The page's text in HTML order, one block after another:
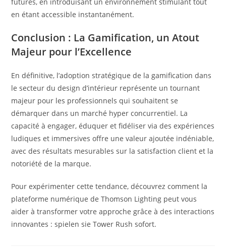
en étant accessible instantanément.
Conclusion : La Gamification, un Atout
Majeur pour l’Excellence
En définitive, l’adoption stratégique de la gamification dans
le secteur du design d’intérieur représente un tournant
majeur pour les professionnels qui souhaitent se
démarquer dans un marché hyper concurrentiel. La
capacité à engager, éduquer et fidéliser via des expériences
ludiques et immersives offre une valeur ajoutée indéniable,
avec des résultats mesurables sur la satisfaction client et la
notoriété de la marque.
Pour expérimenter cette tendance, découvrez comment la
plateforme numérique de Thomson Lighting peut vous
aider à transformer votre approche grâce à des interactions
innovantes : spielen sie Tower Rush sofort.